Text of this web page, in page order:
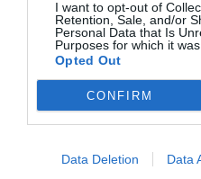
I want to opt-out of
Retention, Sale, and/or
Personal Data that Is
Purposes for which it was
Opted Out
CONFIRM
Data Deletion Data
2Playbook Club2P